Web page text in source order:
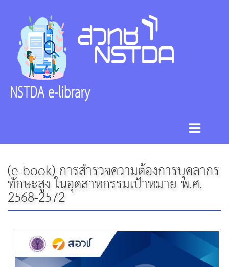
(e-book) การสำรวจความต้องการบุคลากร
ทักษะสูง ในอุตสาหกรรมเป้าหมาย พ.ศ.
2568-2572